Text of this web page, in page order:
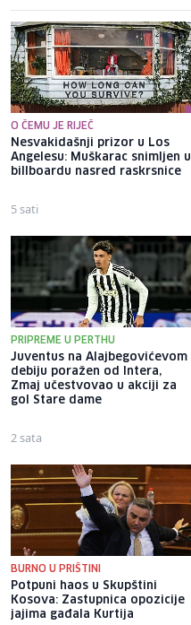
O ČEMU JE RIJEČ
Nesvakidašnji prizor u Los
Angelesu: Muškarac snimljen u
billboardu nasred raskrsnice
5 sati
PRIPREME U PERTHU
Juventus na Alajbegovićevom
debiju poražen od Intera,
Zmaj učestvovao u akciji za
gol Stare dame
2 sata
BURNO U PRIŠTINI
Potpuni haos u Skupštini
Kosova: Zastupnica opozicije
jajima gađala Kurtija